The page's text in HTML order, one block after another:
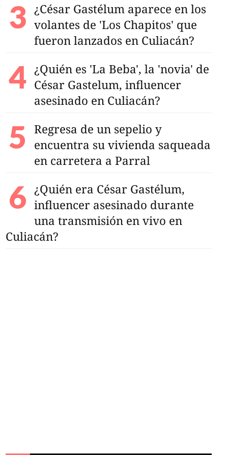
del museo
no se hacen
¿César Gastélum aparece en los
volantes de 'Los Chapitos' que
fueron lanzados en Culiacán?
¿Quién es 'La Beba', la 'novia' de
César Gastelum, influencer
asesinado en Culiacán?
Regresa de un sepelio y
encuentra su vivienda saqueada
en carretera a Parral
¿Quién era César Gastélum,
influencer asesinado durante
una transmisión en vivo en
Culiacán?